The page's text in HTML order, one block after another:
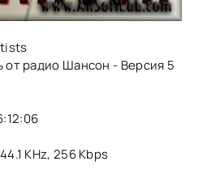
от радио Шансон - Версия 5
KHz, 256 Kbps